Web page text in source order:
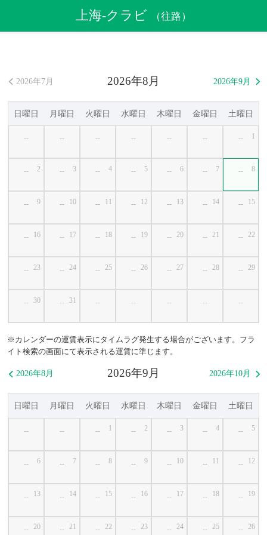
格安航空券
上海発クラビ行き格安航空券
上海-クラビ （往路）
2026年8月
 2026年7月 2026年9月 
日曜日 月曜日 火曜日 水曜日 木曜日 金曜日 土曜日
-- -- -- -- -- -- -- 1
-- 2 -- 3 -- 4 -- 5 -- 6 -- 7 -- 8
-- 9 -- 10 -- 11 -- 12 -- 13 -- 14 -- 15
-- 16 -- 17 -- 18 -- 19 -- 20 -- 21 -- 22
-- 23 -- 24 -- 25 -- 26 -- 27 -- 28 -- 29
-- 30 -- 31 -- -- -- -- --
※カレンダーの運賃表示にタイムラグ発生する場合がございます。フラ
イト検索の画面にて表示される運賃に準じます。
2026年9月
 2026年8月 2026年10月 
日曜日 月曜日 火曜日 水曜日 木曜日 金曜日 土曜日
-- -- -- 1 -- 2 -- 3 -- 4 -- 5
-- 6 -- 7 -- 8 -- 9 -- 10 -- 11 -- 12
-- 13 -- 14 -- 15 -- 16 -- 17 -- 18 -- 19
-- 20 -- 21 -- 22 -- 23 -- 24 -- 25 -- 26